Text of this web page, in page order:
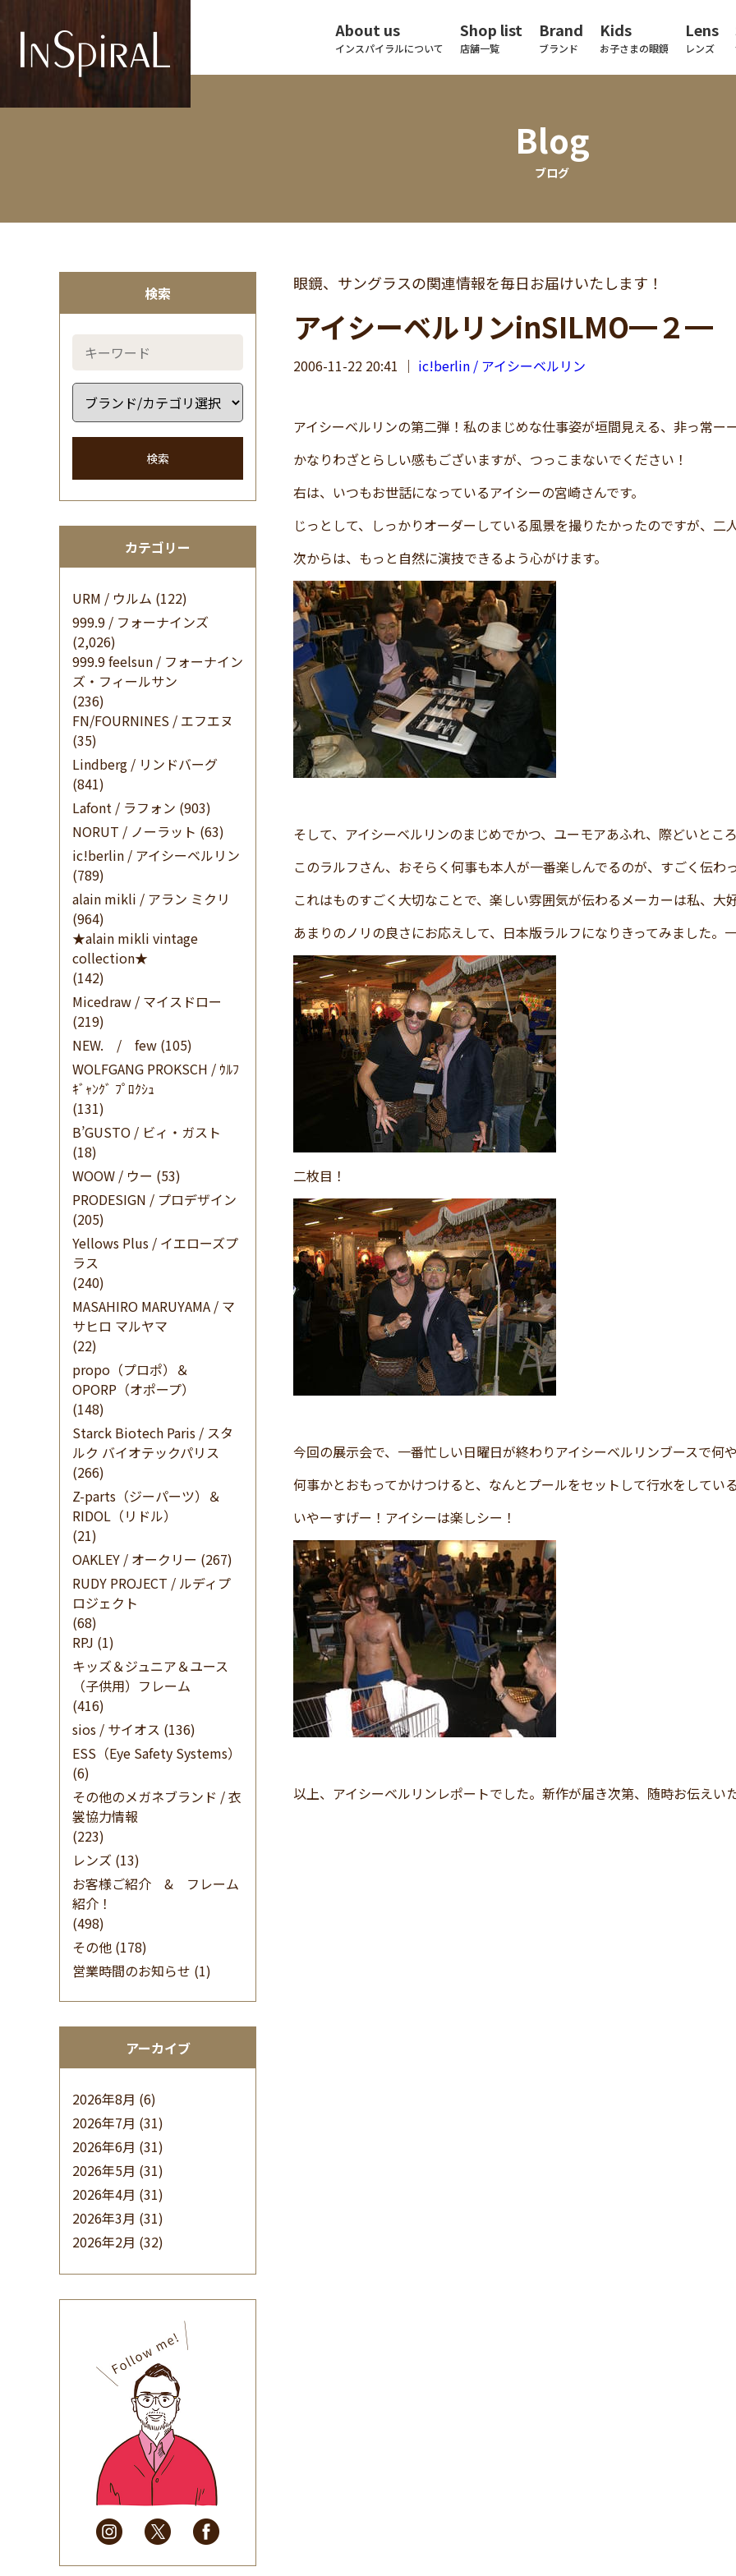
About us
インスパイラルについて
Shop list
店舗一覧
Brand
ブランド
Kids
お子さまの眼鏡
Lens
レンズ
Blog
ブログ
検索
検索
カテゴリー
URM / ウルム (122)
999.9 / フォーナインズ
(2,026)
999.9 feelsun / フォーナイン
ズ・フィールサン
(236)
FN/FOURNINES / エフエヌ
(35)
Lindberg / リンドバーグ
(841)
Lafont / ラフォン (903)
NORUT / ノーラット (63)
ic!berlin / アイシーベルリン
(789)
alain mikli / アラン ミクリ
(964)
★alain mikli vintage
collection★
(142)
Micedraw / マイスドロー
(219)
NEW. / few (105)
WOLFGANG PROKSCH / ｳﾙﾌ
ｷﾞｬﾝｸﾞ ﾌﾟﾛｸｼｭ
(131)
B’GUSTO / ビィ・ガスト
(18)
WOOW / ウー (53)
PRODESIGN / プロデザイン
(205)
Yellows Plus / イエローズプ
ラス
(240)
MASAHIRO MARUYAMA / マ
サヒロ マルヤマ
(22)
propo（プロポ）＆
OPORP（オポープ）
(148)
Starck Biotech Paris / スタ
ルク バイオテックパリス
(266)
Z-parts（ジーパーツ）＆
RIDOL（リドル）
(21)
OAKLEY / オークリー (267)
RUDY PROJECT / ルディプ
ロジェクト
(68)
RPJ (1)
キッズ＆ジュニア＆ユース
（子供用）フレーム
(416)
sios / サイオス (136)
ESS（Eye Safety Systems）
(6)
その他のメガネブランド / 衣
裳協力情報
(223)
レンズ (13)
お客様ご紹介 & フレーム
紹介！
(498)
その他 (178)
営業時間のお知らせ (1)
アーカイブ
2026年8月 (6)
2026年7月 (31)
2026年6月 (31)
2026年5月 (31)
2026年4月 (31)
2026年3月 (31)
2026年2月 (32)
(32)
2025年9月(30)
2025年8月(31)
2025年7月(37)
2025年6月(48)
2025年5月
(41)
2025年4月
(32)
2025年3月(31)
2025年2月
(28)
2025年1月
(34)
眼鏡、サングラスの関連情報を毎日お届けいたします！
アイシーベルリンinSILMO━２━
2006-11-22 20:41 ｜ ic!berlin / アイシーベルリン
アイシーベルリンの第二弾！私のまじめな仕事姿が垣間見える、非っ常ー
かなりわざとらしい感もございますが、つっこまないでください！
右は、いつもお世話になっているアイシーの宮崎さんです。
じっとして、しっかりオーダーしている風景を撮りたかったのですが、二
次からは、もっと自然に演技できるよう心がけます。
そして、アイシーベルリンのまじめでかつ、ユーモアあふれ、際どいとこ
このラルフさん、おそらく何事も本人が一番楽しんでるのが、すごく伝わっ
これはものすごく大切なことで、楽しい雰囲気が伝わるメーカーは私、大
あまりのノリの良さにお応えして、日本版ラルフになりきってみました。
二枚目！
今回の展示会で、一番忙しい日曜日が終わりアイシーベルリンブースで何
何事かとおもってかけつけると、なんとプールをセットして行水をしてい
いやーすげー！アイシーは楽しシー！
以上、アイシーベルリンレポートでした。新作が届き次第、随時お伝えい